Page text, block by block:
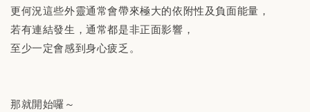
更何況這些外靈通常會帶來極大的依附性及負面能量，
若有連結發生，通常都是非正面影響，
至少一定會感到身心疲乏。
那就開始囉～